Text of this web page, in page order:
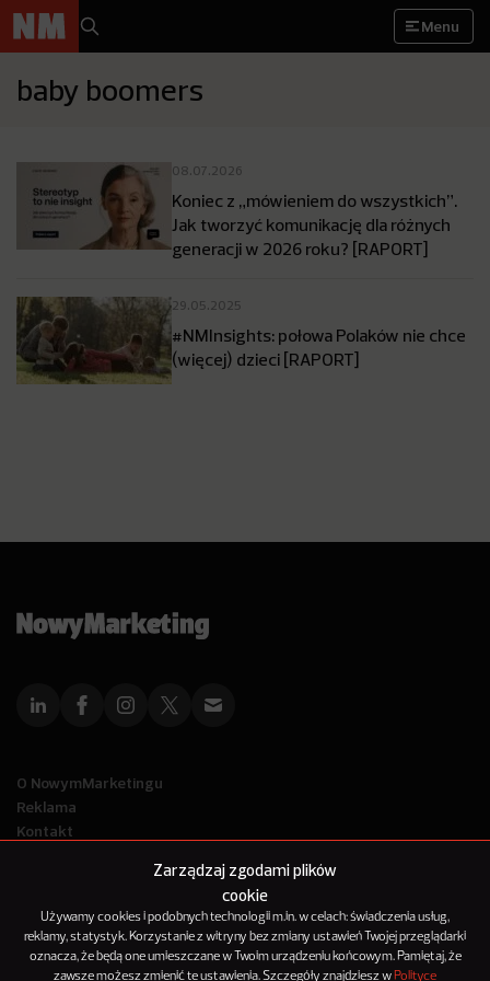
Zarządzaj zgodami plików
cookie
Używamy cookies i podobnych technologii m.in. w celach: świadczenia usług,
reklamy, statystyk. Korzystanie z witryny bez zmiany ustawień Twojej przeglądarki
oznacza, że będą one umieszczane w Twoim urządzeniu końcowym. Pamiętaj, że
zawsze możesz zmienić te ustawienia. Szczegóły znajdziesz w Polityce
Menu
baby boomers
08.07.2026
Koniec z „mówieniem do wszystkich”.
Jak tworzyć komunikację dla różnych
generacji w 2026 roku? [RAPORT]
29.05.2025
#NMInsights: połowa Polaków nie chce
(więcej) dzieci [RAPORT]
O NowymMarketingu
Reklama
Kontakt
© 2012-2025